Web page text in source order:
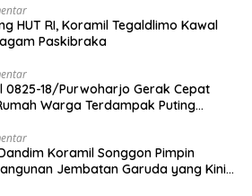
HUT RI, Koramil Tegaldlimo Kawal
Paskibraka
0825-18/Purwoharjo Gerak Cepat
Warga Terdampak Puting
Koramil Songgon Pimpin
Jembatan Garuda yang Kini